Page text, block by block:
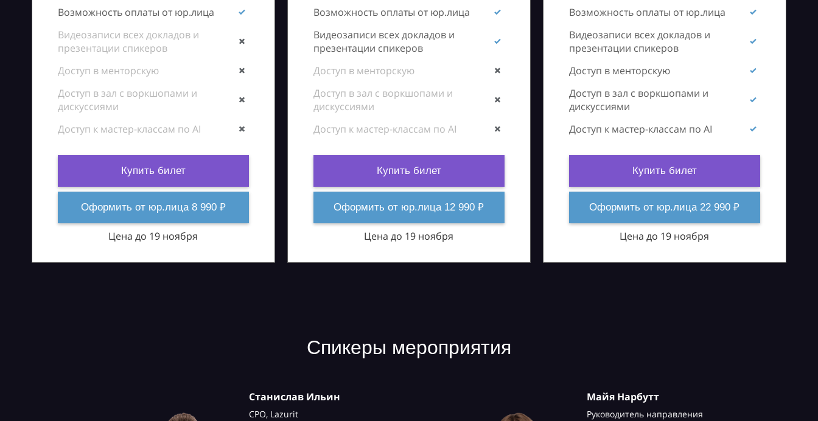
Возможность оплаты от юр.лица
Видеозаписи всех докладов и
презентации спикеров
Доступ в менторскую
Доступ в зал с воркшопами и
дискуссиями
Доступ к мастер-классам по AI
Купить билет
Оформить от юр.лица 8 990 ₽
Цена до 19 ноября
Возможность оплаты от юр.лица
Видеозаписи всех докладов и
презентации спикеров
Доступ в менторскую
Доступ в зал с воркшопами и
дискуссиями
Доступ к мастер-классам по AI
Купить билет
Оформить от юр.лица 12 990 ₽
Цена до 19 ноября
Возможность оплаты от юр.лица
Видеозаписи всех докладов и
презентации спикеров
Доступ в менторскую
Доступ в зал с воркшопами и
дискуссиями
Доступ к мастер-классам по AI
Купить билет
Оформить от юр.лица 22 990 ₽
Цена до 19 ноября
Спикеры мероприятия
Станислав Ильин
CPO, Lazurit
Майя Нарбутт
Руководитель направления